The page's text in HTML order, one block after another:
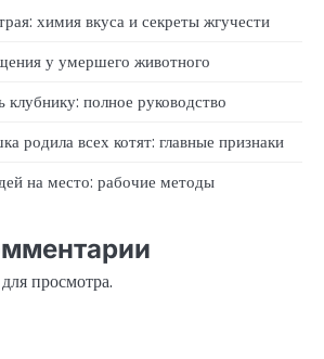
химия вкуса и секреты жгучести
у умершего животного
полное руководство
родила всех котят: главные признаки
на место: рабочие методы
просмотра.